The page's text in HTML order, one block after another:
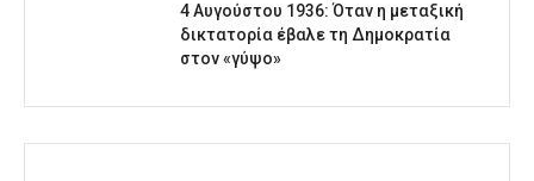
4 Αυγούστου 1936: Όταν η μεταξική
δικτατορία έβαλε τη Δημοκρατία
στον «γύψο»